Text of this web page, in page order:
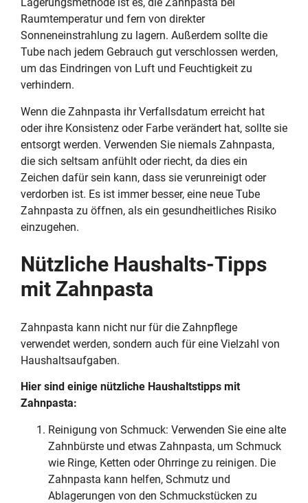
Raumtemperatur und fern von direkter
Sonneneinstrahlung zu lagern. Außerdem sollte die
Tube nach jedem Gebrauch gut verschlossen werden,
um das Eindringen von Luft und Feuchtigkeit zu
verhindern.
Wenn die Zahnpasta ihr Verfallsdatum erreicht hat
oder ihre Konsistenz oder Farbe verändert hat, sollte sie
entsorgt werden. Verwenden Sie niemals Zahnpasta,
die sich seltsam anfühlt oder riecht, da dies ein
Zeichen dafür sein kann, dass sie verunreinigt oder
verdorben ist. Es ist immer besser, eine neue Tube
Zahnpasta zu öffnen, als ein gesundheitliches Risiko
einzugehen.
Nützliche Haushalts-Tipps
mit Zahnpasta
Zahnpasta kann nicht nur für die Zahnpflege
verwendet werden, sondern auch für eine Vielzahl von
Haushaltsaufgaben.
Hier sind einige nützliche Haushaltstipps mit
Zahnpasta:
Reinigung von Schmuck: Verwenden Sie eine alte
Zahnbürste und etwas Zahnpasta, um Schmuck
wie Ringe, Ketten oder Ohrringe zu reinigen. Die
Zahnpasta kann helfen, Schmutz und
Ablagerungen von den Schmuckstücken zu